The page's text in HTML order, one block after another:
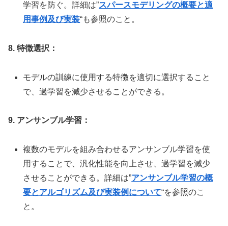
学習を防ぐ。詳細は”スパースモデリングの概要と適
用事例及び実装“も参照のこと。
8. 特徴選択：
モデルの訓練に使用する特徴を適切に選択すること
で、過学習を減少させることができる。
9. アンサンブル学習：
複数のモデルを組み合わせるアンサンブル学習を使
用することで、汎化性能を向上させ、過学習を減少
させることができる。詳細は”アンサンブル学習の概
要とアルゴリズム及び実装例について“を参照のこ
と。